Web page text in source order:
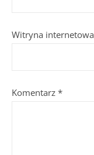
Witryna internetowa
Komentarz *